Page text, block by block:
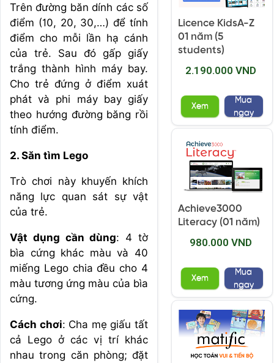
Trên đường băn dính các số
điểm (10, 20, 30,…) để tính
điểm cho mỗi lần hạ cánh
của trẻ. Sau đó gấp giấy
trắng thành hình máy bay.
Cho trẻ đứng ở điểm xuát
phát và phi máy bay giấy
theo hướng đường băng rồi
tính điểm.
2. Săn tìm Lego
Trò chơi này khuyến khích
năng lực quan sát sự vật
của trẻ.
Vật dụng cần dùng: 4 tờ
bìa cứng khác màu và 40
miếng Lego chia đều cho 4
màu tương ứng màu của bìa
cứng.
Cách chơi: Cha mẹ giấu tất
cả Lego ở các vị trí khác
nhau trong căn phòng; đặt
Licence KidsA-Z
01 năm (5
students)
2.190.000 VND
Xem
Mua
ngay
Achieve3000
Literacy (01 năm)
980.000 VND
Xem
Mua
ngay